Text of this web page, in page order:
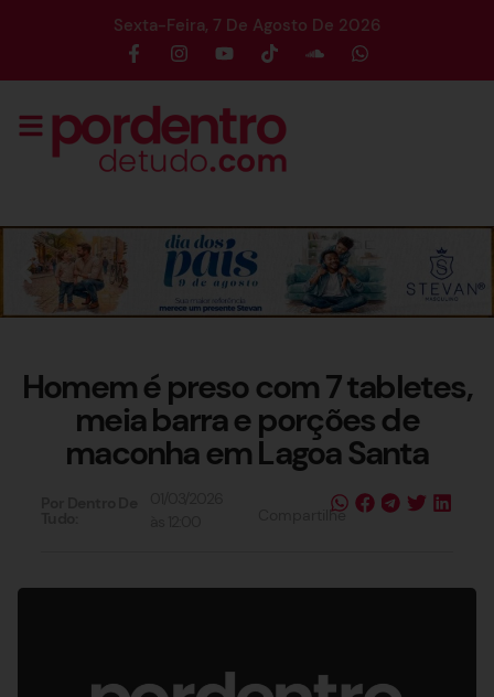
Sexta-Feira, 7 De Agosto De 2026
Homem é preso com 7 tabletes,
meia barra e porções de
maconha em Lagoa Santa
Compartilhe